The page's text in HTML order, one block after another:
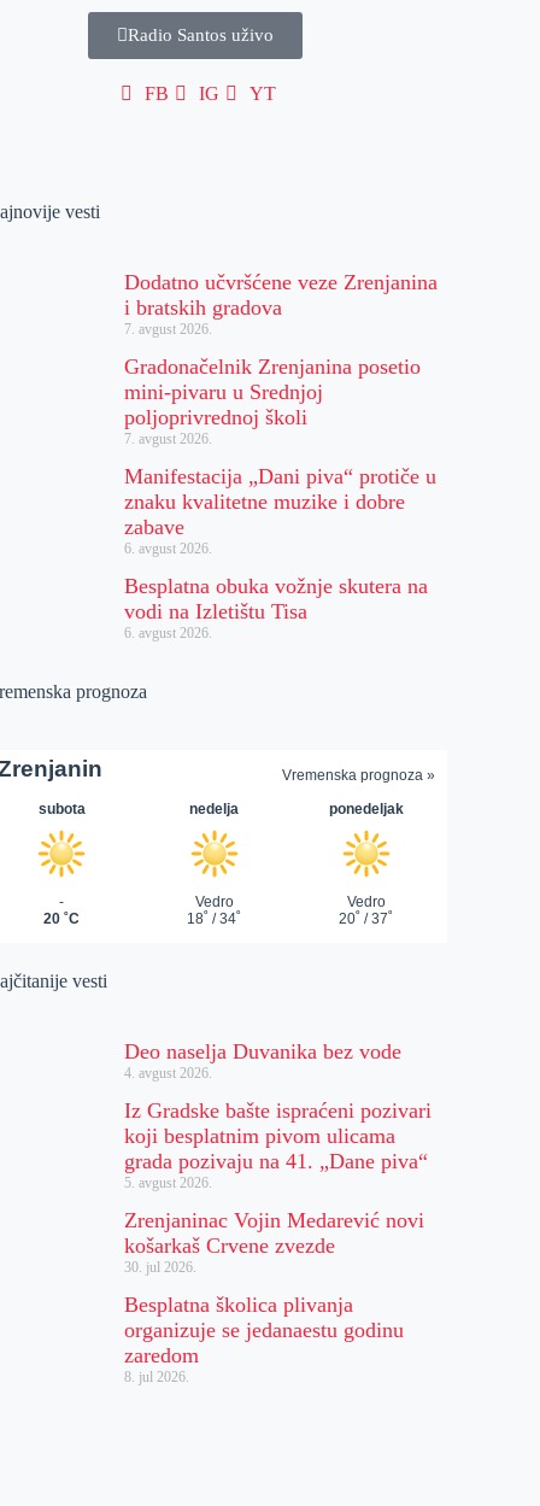
Radio Santos uživo
FB IG YT
vesti
Dodatno učvršćene veze Zrenjanina
i bratskih gradova
7. avgust 2026.
Gradonačelnik Zrenjanina posetio
mini-pivaru u Srednjoj
poljoprivrednoj školi
7. avgust 2026.
Manifestacija „Dani piva“ protiče u
znaku kvalitetne muzike i dobre
zabave
6. avgust 2026.
Besplatna obuka vožnje skutera na
vodi na Izletištu Tisa
6. avgust 2026.
prognoza
vesti
Deo naselja Duvanika bez vode
4. avgust 2026.
Iz Gradske bašte ispraćeni pozivari
koji besplatnim pivom ulicama
grada pozivaju na 41. „Dane piva“
5. avgust 2026.
Zrenjaninac Vojin Medarević novi
košarkaš Crvene zvezde
30. jul 2026.
Besplatna školica plivanja
organizuje se jedanaestu godinu
zaredom
8. jul 2026.